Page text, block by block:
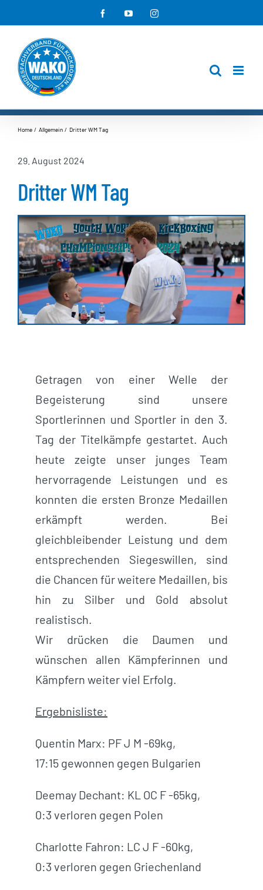
Inhalt
springen
FacebookYouTubeInstagram
Home Allgemein Dritter WM Tag
29. August 2024
Dritter WM Tag
Getragen von einer Welle der
Begeisterung sind unsere
Sportlerinnen und Sportler in den 3.
Tag der Titelkämpfe gestartet. Auch
heute zeigte unser junges Team
hervorragende Leistungen und es
konnten die ersten Bronze Medaillen
erkämpft werden. Bei
gleichbleibender Leistung und dem
entsprechenden Siegeswillen, sind
die Chancen für weitere Medaillen, bis
hin zu Silber und Gold absolut
realistisch.
Wir drücken die Daumen und
wünschen allen Kämpferinnen und
Kämpfern weiter viel Erfolg.
Ergebnisliste:
Quentin Marx: PF J M -69kg,
17:15 gewonnen gegen Bulgarien
Deemay Dechant: KL OC F -65kg,
0:3 verloren gegen Polen
Charlotte Fahron: LC J F -60kg,
0:3 verloren gegen Griechenland